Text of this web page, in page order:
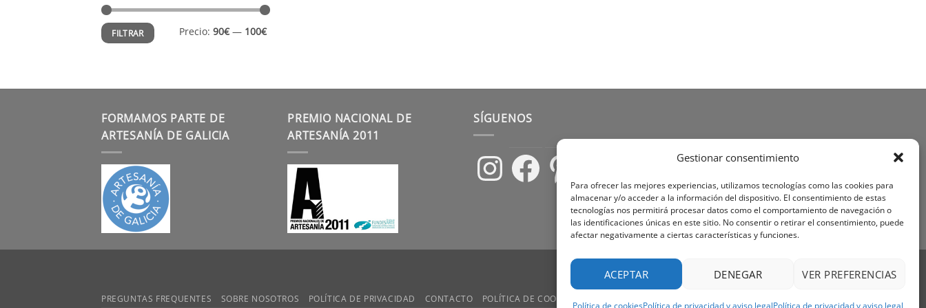
Gestionar consentimiento
Para ofrecer las mejores experiencias, utilizamos tecnologías como las cookies para
almacenar y/o acceder a la información del dispositivo. El consentimiento de estas
tecnologías nos permitirá procesar datos como el comportamiento de navegación o
las identificaciones únicas en este sitio. No consentir o retirar el consentimiento, puede
afectar negativamente a ciertas características y funciones.
ACEPTAR DENEGAR VER PREFERENCIAS
Precio
mínimo
Precio
máximo
FILTRAR Precio: 90€— 100€
FORMAMOS PARTE DE
ARTESANÍA DE GALICIA
PREMIO NACIONAL DE
ARTESANÍA 2011
SÍGUENOS
InstagramFacebookPinterest
PayPal Stripe MasterCard
Cash
Delivery
PREGUNTAS FREQUENTES SOBRE NOSOTROS POLÍTICA DE PRIVACIDAD CONTACTO POLÍTICA DE COOKIES